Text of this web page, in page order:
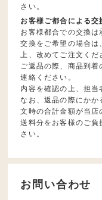
さい。
お客様ご都合による交
お客様都合での交換は
交換をご希望の場合
上、改めてご注文くだ
ご返品の際、商品到
連絡ください。
内容を確認の上、担当
なお、返品の際にか
文時の合計金額が当
送料分をお客様のご
さい。
お問い合わせ